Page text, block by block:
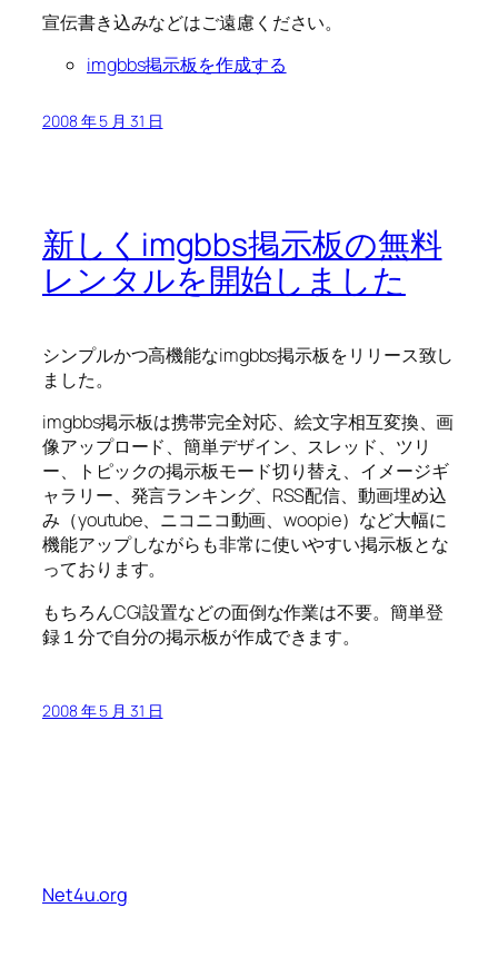
宣伝書き込みなどはご遠慮ください。
imgbbs掲示板を作成する
2008 年 5 月 31 日
新しくimgbbs掲示板の無料
レンタルを開始しました
シンプルかつ高機能なimgbbs掲示板をリリース致し
ました。
imgbbs掲示板は携帯完全対応、絵文字相互変換、画
像アップロード、簡単デザイン、スレッド、ツリ
ー、トピックの掲示板モード切り替え、イメージギ
ャラリー、発言ランキング、RSS配信、動画埋め込
み（youtube、ニコニコ動画、woopie）など大幅に
機能アップしながらも非常に使いやすい掲示板とな
っております。
もちろんCGI設置などの面倒な作業は不要。簡単登
録１分で自分の掲示板が作成できます。
2008 年 5 月 31 日
Net4u.org